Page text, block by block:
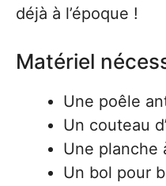
déjà à l’époque !
Matériel
Une poêle
Un couteau
Une planche
Un bol pour